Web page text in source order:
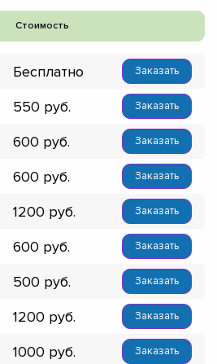
Стоимость
Бесплатно Заказать
550 Заказать
600 Заказать
600 Заказать
1200 Заказать
600 Заказать
500 Заказать
1200 Заказать
1000 Заказать